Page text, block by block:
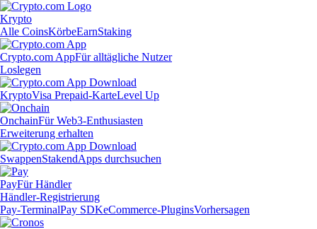
Krypto
Alle CoinsKörbeEarnStaking
Crypto.com AppFür alltägliche Nutzer
Loslegen
KryptoVisa Prepaid-KarteLevel Up
OnchainFür Web3-Enthusiasten
Erweiterung erhalten
SwappenStakendApps durchsuchen
PayFür Händler
Händler-Registrierung
Pay-TerminalPay SDKeCommerce-PluginsVorhersagen